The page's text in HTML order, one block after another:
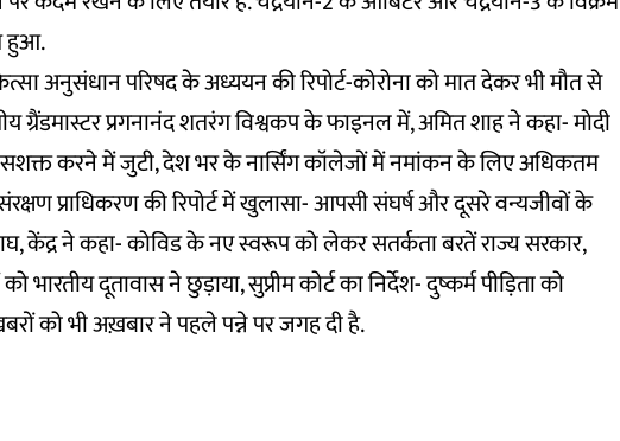
हुआ.
अनुसंधान परिषद के अध्ययन की रिपोर्ट-कोरोना को मात देकर भी मौत से
ग्रैंडमास्टर प्रगनानंद शतरंग विश्वकप के फाइनल में, अमित शाह ने कहा- मोदी
सशक्त करने में जुटी, देश भर के नार्सिंग कॉलेजों में नमांकन के लिए अधिकतम
संरक्षण प्राधिकरण की रिपोर्ट में खुलासा- आपसी संघर्ष और दूसरे वन्यजीवों के
केंद्र ने कहा- कोविड के नए स्वरूप को लेकर सतर्कता बरतें राज्य सरकार,
भारतीय दूतावास ने छुड़ाया, सुप्रीम कोर्ट का निर्देश- दुष्कर्म पीड़िता को
को भी अख़बार ने पहले पन्ने पर जगह दी है.